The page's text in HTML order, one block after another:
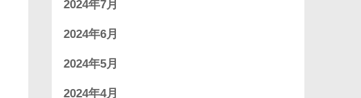
2024年7月
2024年6月
2024年5月
2024年4月